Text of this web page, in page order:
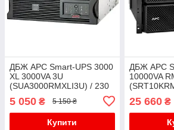
ДБЖ APC Smart-UPS 3000
XL 3000VA 3U
(SUA3000RMXLI3U) / 230
виходів / RS-232, USB,
SmartSlot / Без АКБ
5 050 ₴ 5 150 ₴
Купити
ДБЖ APC
10000VA
10000
виходів /
SmartSlot,
25 660₴